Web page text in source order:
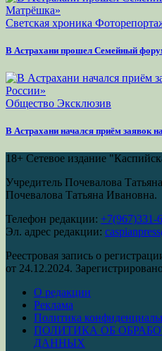
Светская хроника
В Астрахани прошел Семейный
Общество Эксклюзив
В Астрахани начался приём заявок
18+ Сетевое издание
Учредитель Почевалова
Почевалова Татьяна Ивановна.
Телефон редакции: +7(967)331-
Эл. адрес редакции:
Реестровая запись о
от 24.12.2024.
О редакции
Реклама
Политика
ПОЛИТИКА ОБ
ДАННЫХ